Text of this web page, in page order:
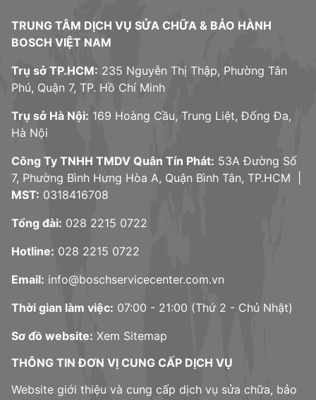
TRUNG TÂM DỊCH VỤ SỬA CHỮA & BẢO HÀNH
BOSCH VIỆT NAM
Trụ sở TP.HCM: 235 Nguyễn Thị Thập, Phường Tân
Phú, Quận 7, TP. Hồ Chí Minh
Trụ sở Hà Nội: 169 Hoàng Cầu, Trung Liệt, Đống Đa,
Hà Nội
Công Ty TNHH TMDV Quân Tín Phát: 53A Đường Số
7, Phường Bình Hưng Hòa A, Quận Bình Tân, TP.HCM |
MST: 0318416708
Tổng đài: 028 2215 0722
Hotline: 028 2215 0722
Email: info@boschservicecenter.com.vn
Thời gian làm việc: 07:00 - 21:00 (Thứ 2 - Chủ Nhật)
Sơ đồ website: Xem Sitemap
THÔNG TIN ĐƠN VỊ CUNG CẤP DỊCH VỤ
Website giới thiệu và cung cấp dịch vụ sửa chữa, bảo